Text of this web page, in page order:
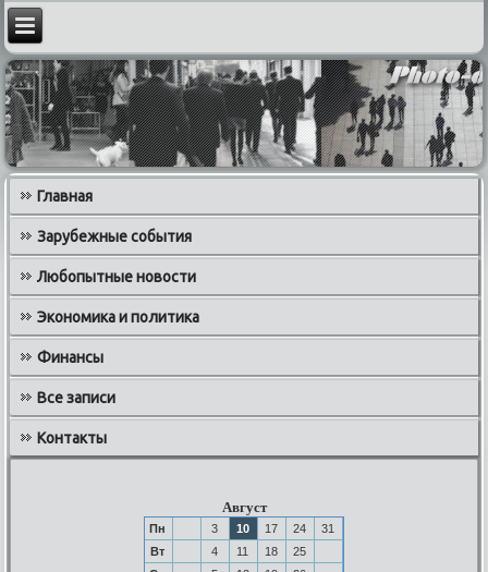
Главная
Зарубежные события
Любопытные новости
Экономика и политика
Финансы
Все записи
Контакты
Август
Пн 3 10 17 24
31
Вт
4 11 18
25